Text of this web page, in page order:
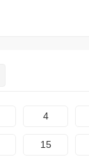
4
15